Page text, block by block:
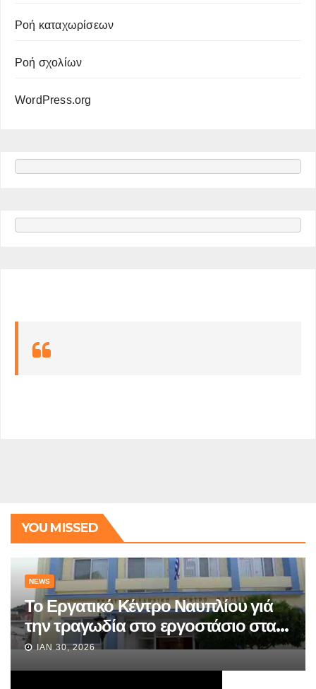
Ροή καταχωρίσεων
Ροή σχολίων
WordPress.org
YOU MISSED
NEWS
Το Εργατικό Κέντρο Ναυπλίου γιά
την τραγωδία στο εργοστάσιο στα
Τρίκαλα.
ΙΑΝ 30, 2026